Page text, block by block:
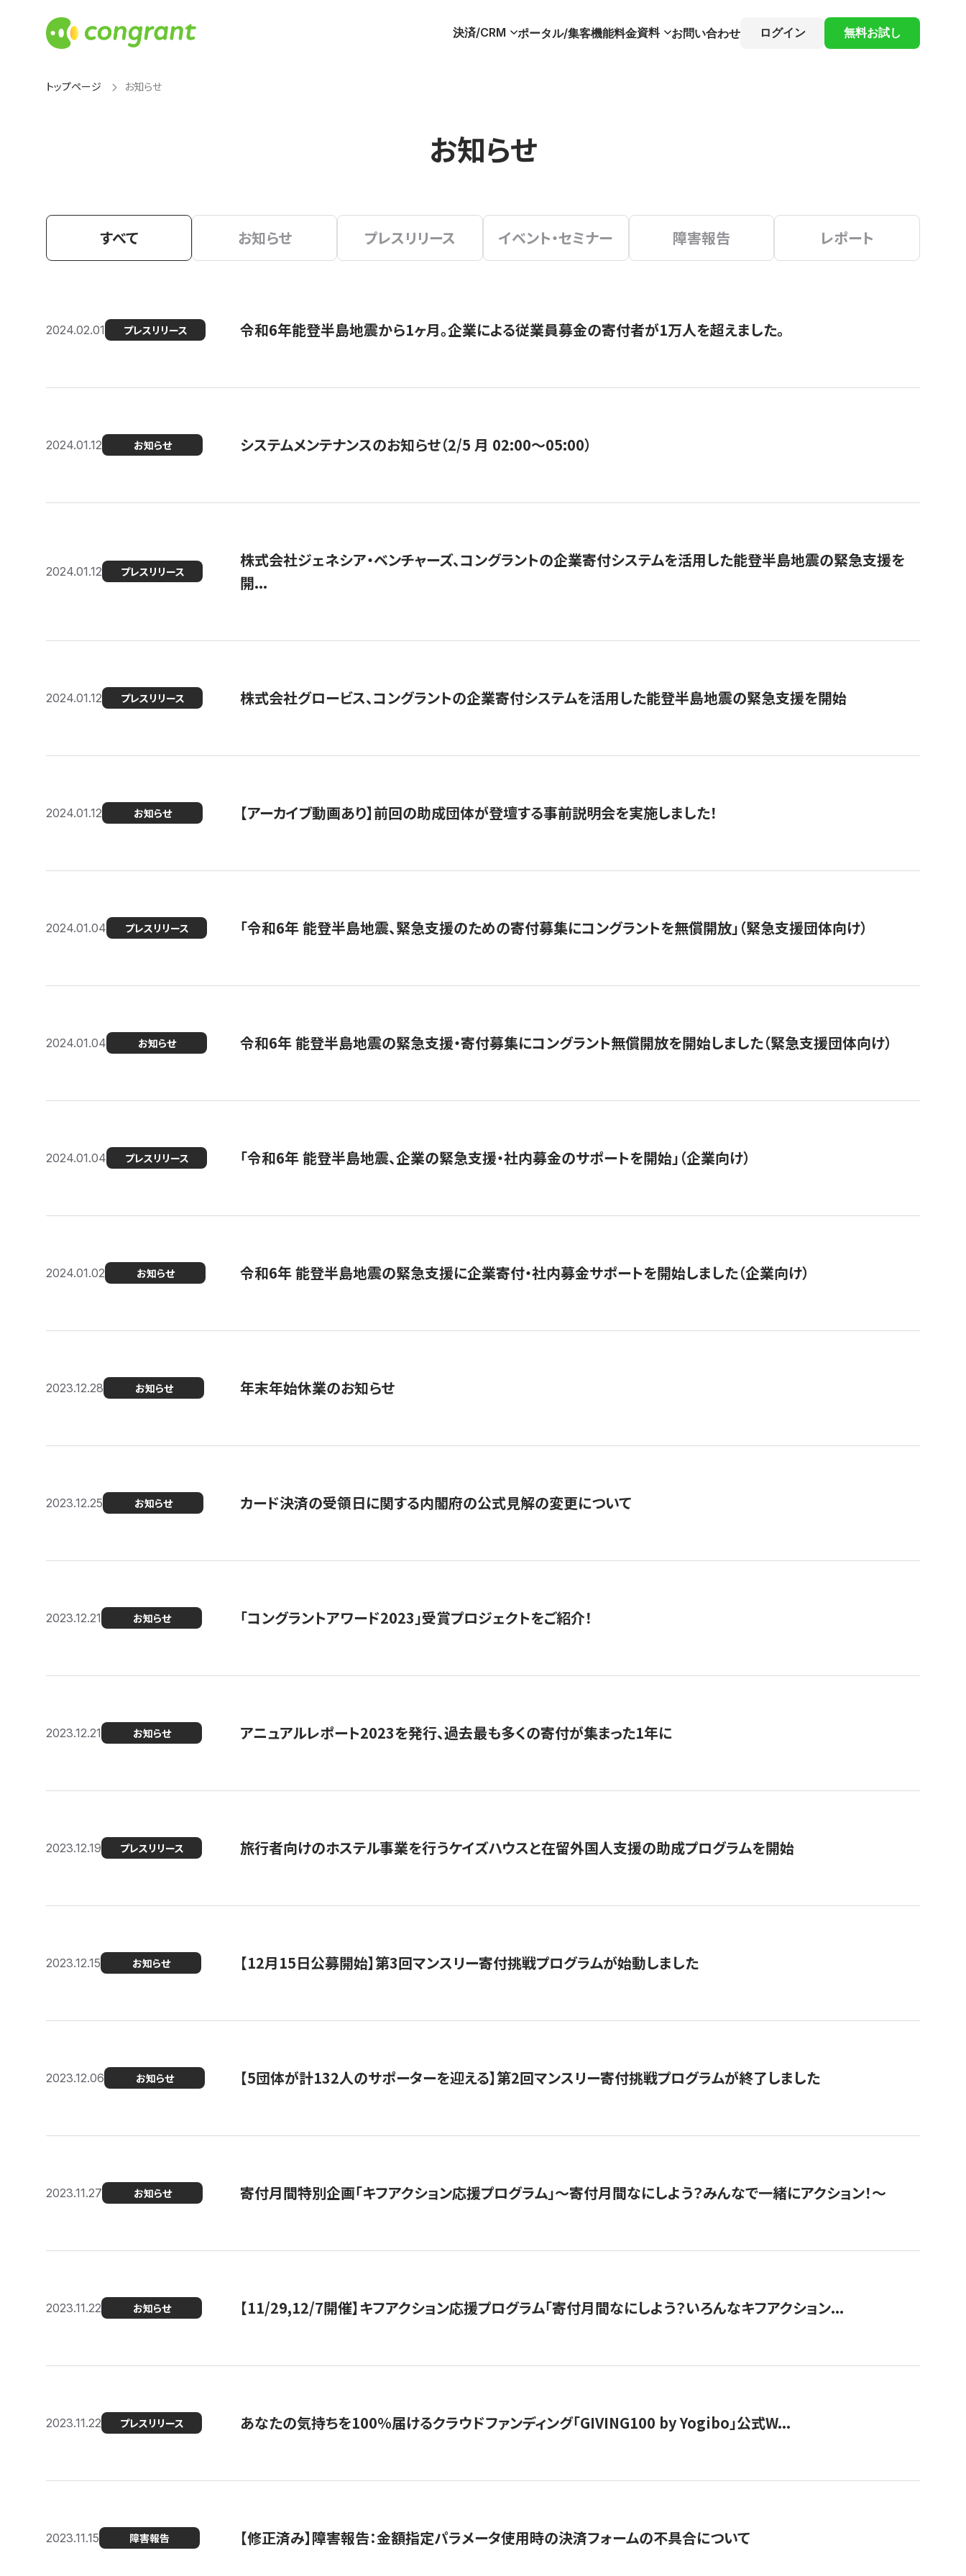
決済/CRM ポータル/集客機能料金資料 お問い合わせ ログイン 無料お試し
トップページ お知らせ
お知らせ
すべて お知らせ プレスリリース イベント・セミナー 障害報告 レポート
2024.02.01 プレスリリース 令和6年能登半島地震から1ヶ月。企業による従業員募金の寄付者が1万人を超えました。
2024.01.12 お知らせ システムメンテナンスのお知らせ（2/5 月 02:00〜05:00）
2024.01.12 プレスリリース
株式会社ジェネシア・ベンチャーズ、コングラントの企業寄付システムを活用した能登半島地震の緊急支援を
開...
2024.01.12 プレスリリース 株式会社グロービス、コングラントの企業寄付システムを活用した能登半島地震の緊急支援を開始
2024.01.12 お知らせ 【アーカイブ動画あり】前回の助成団体が登壇する事前説明会を実施しました！
2024.01.04 プレスリリース 「令和6年 能登半島地震、緊急支援のための寄付募集にコングラントを無償開放」（緊急支援団体向け）
2024.01.04 お知らせ 令和6年 能登半島地震の緊急支援・寄付募集にコングラント無償開放を開始しました（緊急支援団体向け）
2024.01.04 プレスリリース 「令和6年 能登半島地震、企業の緊急支援・社内募金のサポートを開始」（企業向け）
2024.01.02 お知らせ 令和6年 能登半島地震の緊急支援に企業寄付・社内募金サポートを開始しました（企業向け）
2023.12.28 お知らせ 年末年始休業のお知らせ
2023.12.25 お知らせ カード決済の受領日に関する内閣府の公式見解の変更について
2023.12.21 お知らせ 「コングラントアワード2023」受賞プロジェクトをご紹介！
2023.12.21 お知らせ アニュアルレポート2023を発行、過去最も多くの寄付が集まった1年に
2023.12.19 プレスリリース 旅行者向けのホステル事業を行うケイズハウスと在留外国人支援の助成プログラムを開始
2023.12.15 お知らせ 【12月15日公募開始】第3回マンスリー寄付挑戦プログラムが始動しました
2023.12.06 お知らせ 【5団体が計132人のサポーターを迎える】第2回マンスリー寄付挑戦プログラムが終了しました
2023.11.27 お知らせ 寄付月間特別企画「キフアクション応援プログラム」〜寄付月間なにしよう？みんなで一緒にアクション！〜
2023.11.22 お知らせ 【11/29,12/7開催】キフアクション応援プログラム「寄付月間なにしよう？いろんなキフアクション...
2023.11.22 プレスリリース あなたの気持ちを100％届けるクラウドファンディング「GIVING100 by Yogibo」公式W...
2023.11.15 障害報告 【修正済み】障害報告：金額指定パラメータ使用時の決済フォームの不具合について